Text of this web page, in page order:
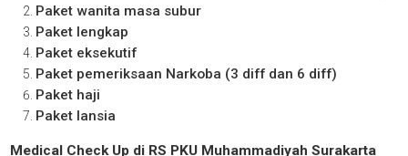
Paket wanita masa subur
Paket lengkap
Paket eksekutif
Paket pemeriksaan Narkoba (3 diff dan 6 diff)
Paket haji
Paket lansia
Medical Check Up di RS PKU Muhammadiyah Surakarta